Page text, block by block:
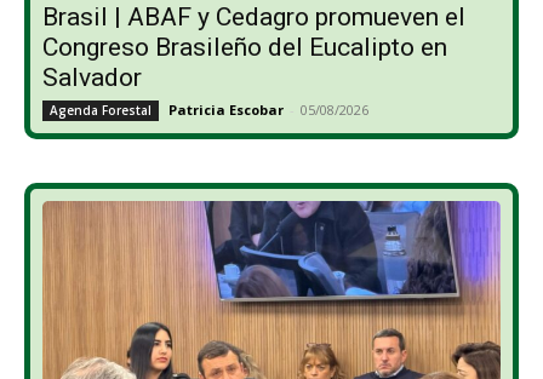
Brasil | ABAF y Cedagro promueven el
Congreso Brasileño del Eucalipto en
Salvador
Agenda Forestal Patricia Escobar - 05/08/2026